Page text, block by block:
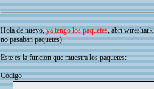
Hola de nuevo,ya tengo los paquetes, abri
no pasaban paquetes).
Este es la funcion que muestra los paquetes:
Código